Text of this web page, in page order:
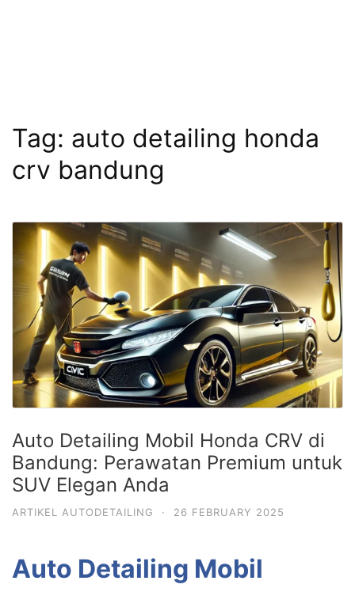
Tag: auto detailing honda
crv bandung
Auto Detailing Mobil Honda CRV di
Bandung: Perawatan Premium untuk
SUV Elegan Anda
ARTIKEL AUTODETAILING · 26 FEBRUARY 2025
Auto Detailing Mobil